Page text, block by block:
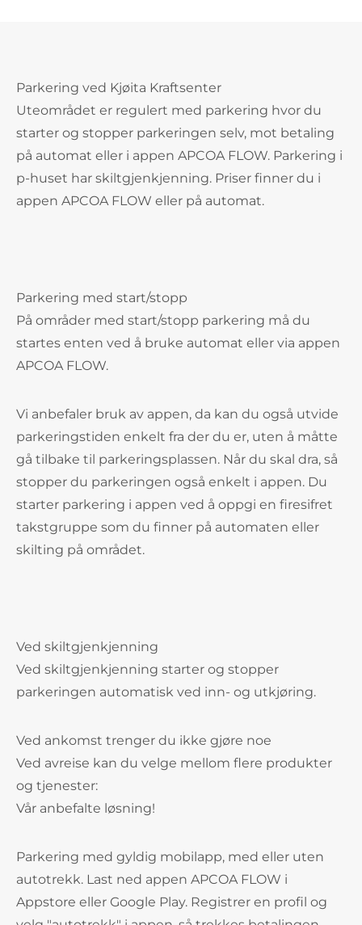
Parkering ved Kjøita Kraftsenter
Uteområdet er regulert med parkering hvor du
starter og stopper parkeringen selv, mot betaling
på automat eller i appen APCOA FLOW. Parkering i
p-huset har skiltgjenkjenning. Priser finner du i
appen APCOA FLOW eller på automat.
Parkering med start/stopp
På områder med start/stopp parkering må du
startes enten ved å bruke automat eller via appen
APCOA FLOW.
Vi anbefaler bruk av appen, da kan du også utvide
parkeringstiden enkelt fra der du er, uten å måtte
gå tilbake til parkeringsplassen. Når du skal dra, så
stopper du parkeringen også enkelt i appen. Du
starter parkering i appen ved å oppgi en firesifret
takstgruppe som du finner på automaten eller
skilting på området.
Ved skiltgjenkjenning
Ved skiltgjenkjenning starter og stopper
parkeringen automatisk ved inn- og utkjøring.
Ved ankomst trenger du ikke gjøre noe
Ved avreise kan du velge mellom flere produkter
og tjenester:
Vår anbefalte løsning!
Parkering med gyldig mobilapp, med eller uten
autotrekk. Last ned appen APCOA FLOW i
Appstore eller Google Play. Registrer en profil og